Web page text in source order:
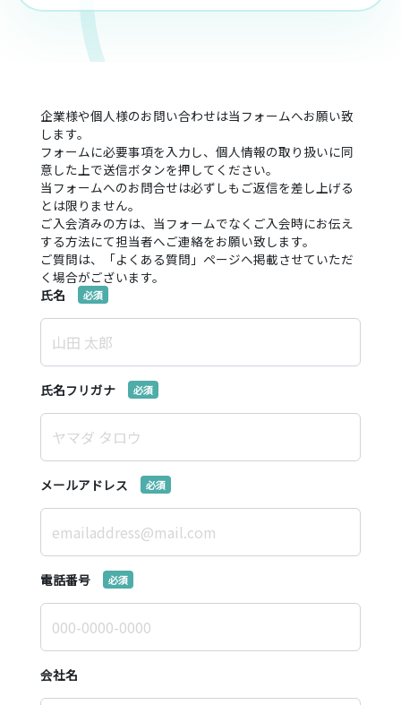
利用規約
お問い合わせ
生成AIの利用方針について
企業様や個人様のお問い合わせは当フォームへお願い致
します。
フォームに必要事項を入力し、個人情報の取り扱いに同
意した上で送信ボタンを押してください。
当フォームへのお問合せは必ずしもご返信を差し上げる
とは限りません。
ご入会済みの方は、当フォームでなくご入会時にお伝え
する方法にて担当者へご連絡をお願い致します。
ご質問は、「よくある質問」ページへ掲載させていただ
く場合がございます。
氏名
氏名フリガナ
メールアドレス
電話番号
会社名